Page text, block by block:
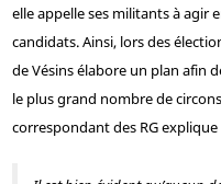
elle appelle ses militants à agir
candidats. Ainsi, lors des
de Vésins élabore un plan afin
le plus grand nombre de
correspondant des RG explique